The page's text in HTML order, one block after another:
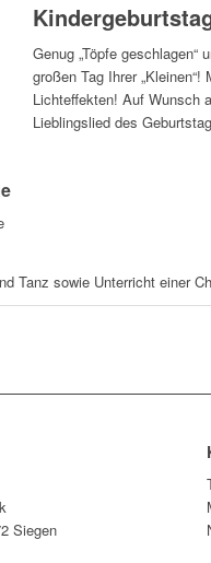
Genug „Töpfe geschlagen“
großen Tag Ihrer
Lichteffekten! Auf Wunsch
Lieblingslied des
Tanz sowie Unterricht einer
Siegen